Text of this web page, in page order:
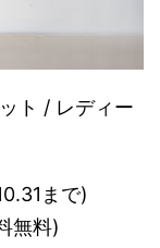
ト / レディー
まで)
無料)